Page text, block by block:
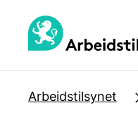
hovedinnhold
Arbeidstilsynet